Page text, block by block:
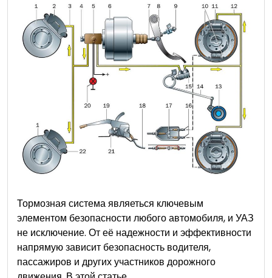
Тормозная система являеться ключевым
элементом безопасности любого автомобиля, и УАЗ
не исключение. От её надежности и эффективности
напрямую зависит безопасность водителя,
пассажиров и других участников дорожного